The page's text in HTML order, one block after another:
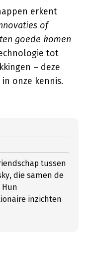
erkent
of
goede komen
tot
– deze
onze kennis.
tussen
die samen de
inzichten